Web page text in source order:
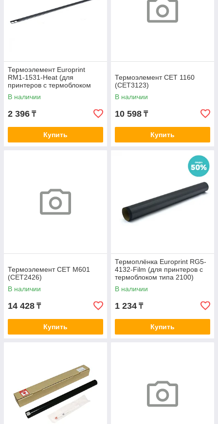
Термоэлемент Europrint
RM1-1531-Heat (для
принтеров с термоблоком
типа 2400)
В наличии
2 396 ₸
Купить
Термоэлемент СЕТ 1160
(CET3123)
В наличии
10 598 ₸
Купить
Термоэлемент СЕТ М601
(CET2426)
В наличии
14 428 ₸
Купить
Термоплёнка Europrint RG5-
4132-Film (для принтеров с
термоблоком типа 2100)
В наличии
1 234 ₸
Купить